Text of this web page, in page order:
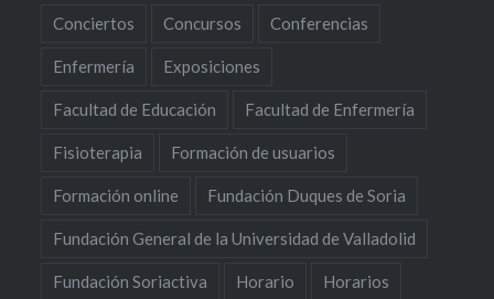
Conciertos Concursos Conferencias
Enfermería Exposiciones
Facultad de Educación Facultad de Enfermería
Fisioterapia Formación de usuarios
Formación online Fundación Duques de Soria
Fundación General de la Universidad de Valladolid
Fundación Soriactiva Horario Horarios